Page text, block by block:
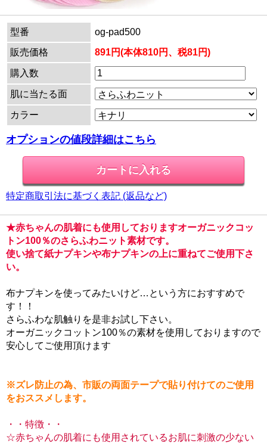
型番
og-pad500
販売価格
891円(本体810円、税81円)
購入数
肌に当たる面
カラー
オプションの値段詳細はこちら
特定商取引法に基づく表記 (返品など)
★赤ちゃんの肌着にも使用しておりますオーガニックコッ
トン100％のさらふわニット素材です。
使い捨て紙ナプキンや布ナプキンの上に重ねてご使用下さ
い。
布ナプキンを使ってみたいけど…という方におすすめで
す！！
さらふわな肌触りを是非お試し下さい。
オーガニックコットン100％の素材を使用しておりますので
安心してご使用頂けます
※ズレ防止の為、市販の両面テープで貼り付けてのご使用
をおススメします。
・・特徴・・
☆赤ちゃんの肌着にも使用されているお肌に刺激の少ない